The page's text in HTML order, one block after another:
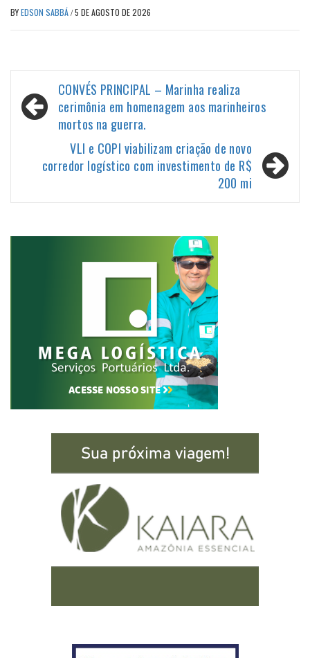
BYEDSON SABBÁ/5 DE AGOSTO DE 2026
Navegação
de
CONVÉS PRINCIPAL – Marinha realiza
cerimônia em homenagem aos marinheiros
mortos na guerra.
VLI e COPI viabilizam criação de novo
corredor logístico com investimento de R$
200 mi